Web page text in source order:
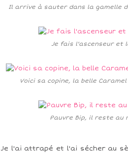
Il arrive à sauter dans la gamelle
Je fais l'ascenseur et
Voici sa copine, la belle
Pauvre Bip, il reste au
Je l'ai attrapé et l'ai sécher au